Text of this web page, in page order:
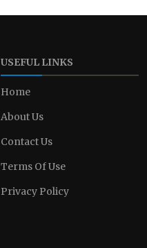
USEFUL LINKS
Home
About Us
Contact Us
Terms Of Use
Privacy Policy